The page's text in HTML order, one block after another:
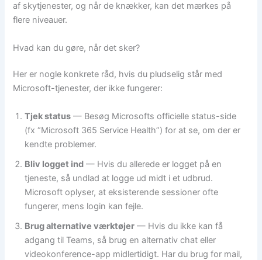
af skytjenester, og når de knækker, kan det mærkes på
flere niveauer.
Hvad kan du gøre, når det sker?
Her er nogle konkrete råd, hvis du pludselig står med
Microsoft-tjenester, der ikke fungerer:
Tjek status — Besøg Microsofts officielle status-side
(fx “Microsoft 365 Service Health”) for at se, om der er
kendte problemer.
Bliv logget ind — Hvis du allerede er logget på en
tjeneste, så undlad at logge ud midt i et udbrud.
Microsoft oplyser, at eksisterende sessioner ofte
fungerer, mens login kan fejle.
Brug alternative værktøjer — Hvis du ikke kan få
adgang til Teams, så brug en alternativ chat eller
videokonference-app midlertidigt. Har du brug for mail,